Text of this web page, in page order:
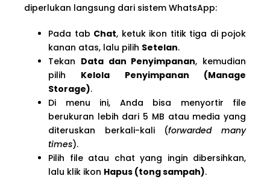
diperlukan langsung dari sistem WhatsApp:
Pada tab Chat, ketuk ikon titik tiga di pojok
kanan atas, lalu pilih Setelan.
Tekan Data dan Penyimpanan, kemudian
pilih Kelola Penyimpanan (Manage
Storage).
Di menu ini, Anda bisa menyortir file
berukuran lebih dari 5 MB atau media yang
diteruskan berkali-kali (forwarded many
times).
Pilih file atau chat yang ingin dibersihkan,
lalu klik ikon Hapus (tong sampah).